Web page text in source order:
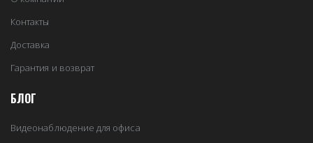
Контакты
Доставка
Гарантия и возврат
БЛОГ
Видеонаблюдение для офиса